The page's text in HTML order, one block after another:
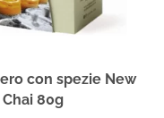
con spezie New
Chai 80g